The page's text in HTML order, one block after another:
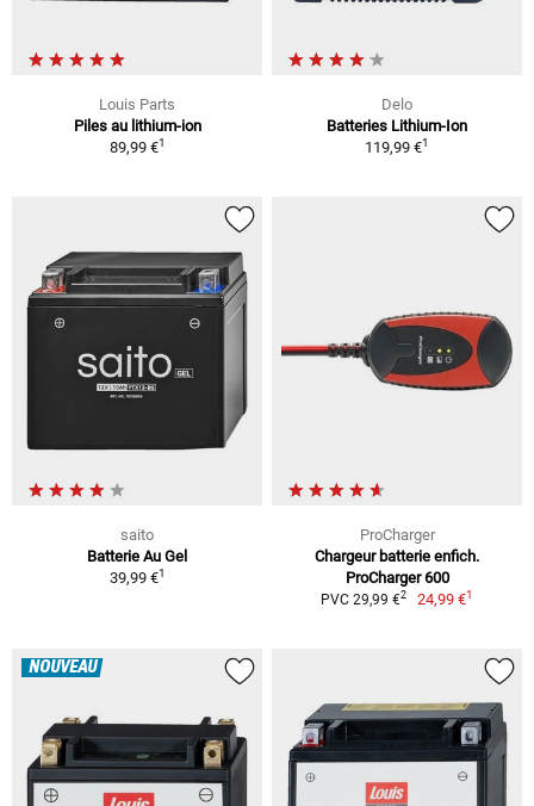
Louis Parts
Piles au lithium-ion
89,99 €1
Delo
Batteries Lithium-Ion
119,99 €1
saito
Batterie Au Gel
39,99 €1
ProCharger
Chargeur batterie enfich.
ProCharger 600
PVC 29,99 €2 24,99 €1
NOUVEAU